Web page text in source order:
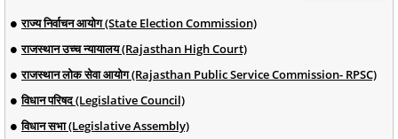
राज्य निर्वाचन आयोग (State Election Commission)
राजस्थान उच्च न्यायालय (Rajasthan High Court)
राजस्थान लोक सेवा आयोग (Rajasthan Public Service Commission- RPSC)
विधान परिषद (Legislative Council)
विधान सभा (Legislative Assembly)